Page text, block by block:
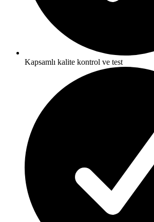
Kapsamlı kalite kontrol ve test